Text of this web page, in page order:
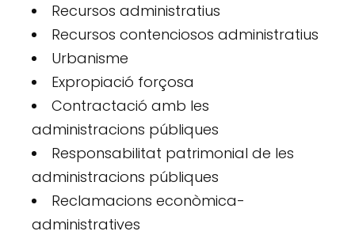
Recursos administratius
Recursos contenciosos administratius
Urbanisme
Expropiació forçosa
Contractació amb les
administracions públiques
Responsabilitat patrimonial de les
administracions públiques
Reclamacions econòmica-
administratives